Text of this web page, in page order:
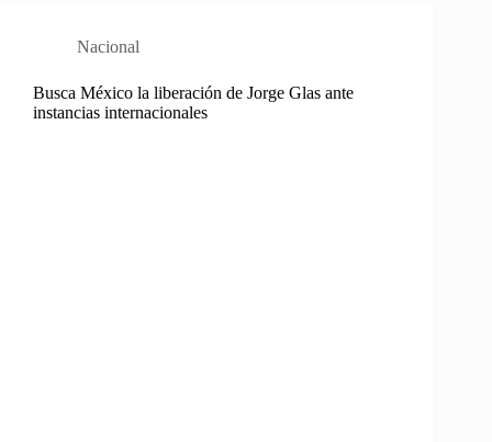
Nacional
Busca México la liberación de Jorge Glas ante
instancias internacionales